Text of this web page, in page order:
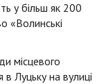
у більш як 200
«Волинські
місцевого
Луцьку на вулиці